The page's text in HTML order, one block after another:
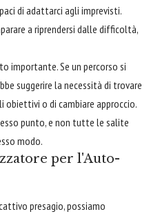
di adattarci agli imprevisti.
a riprendersi dalle difficoltà,
importante. Se un percorso si
suggerire la necessità di trovare
obiettivi o di cambiare approccio.
punto, e non tutte le salite
modo.
per l'Auto-
presagio, possiamo